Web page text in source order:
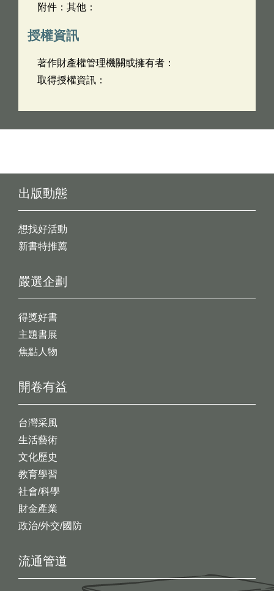
附件：其他：
授權資訊
著作財產權管理機關或擁有者：
取得授權資訊：
出版動態
想找好活動
新書特推薦
開卷有益
台灣采風
生活藝術
文化歷史
教育學習
社會/科學
財金產業
政治/外交/國防
嚴選企劃
得獎好書
主題書展
焦點人物
流通管道